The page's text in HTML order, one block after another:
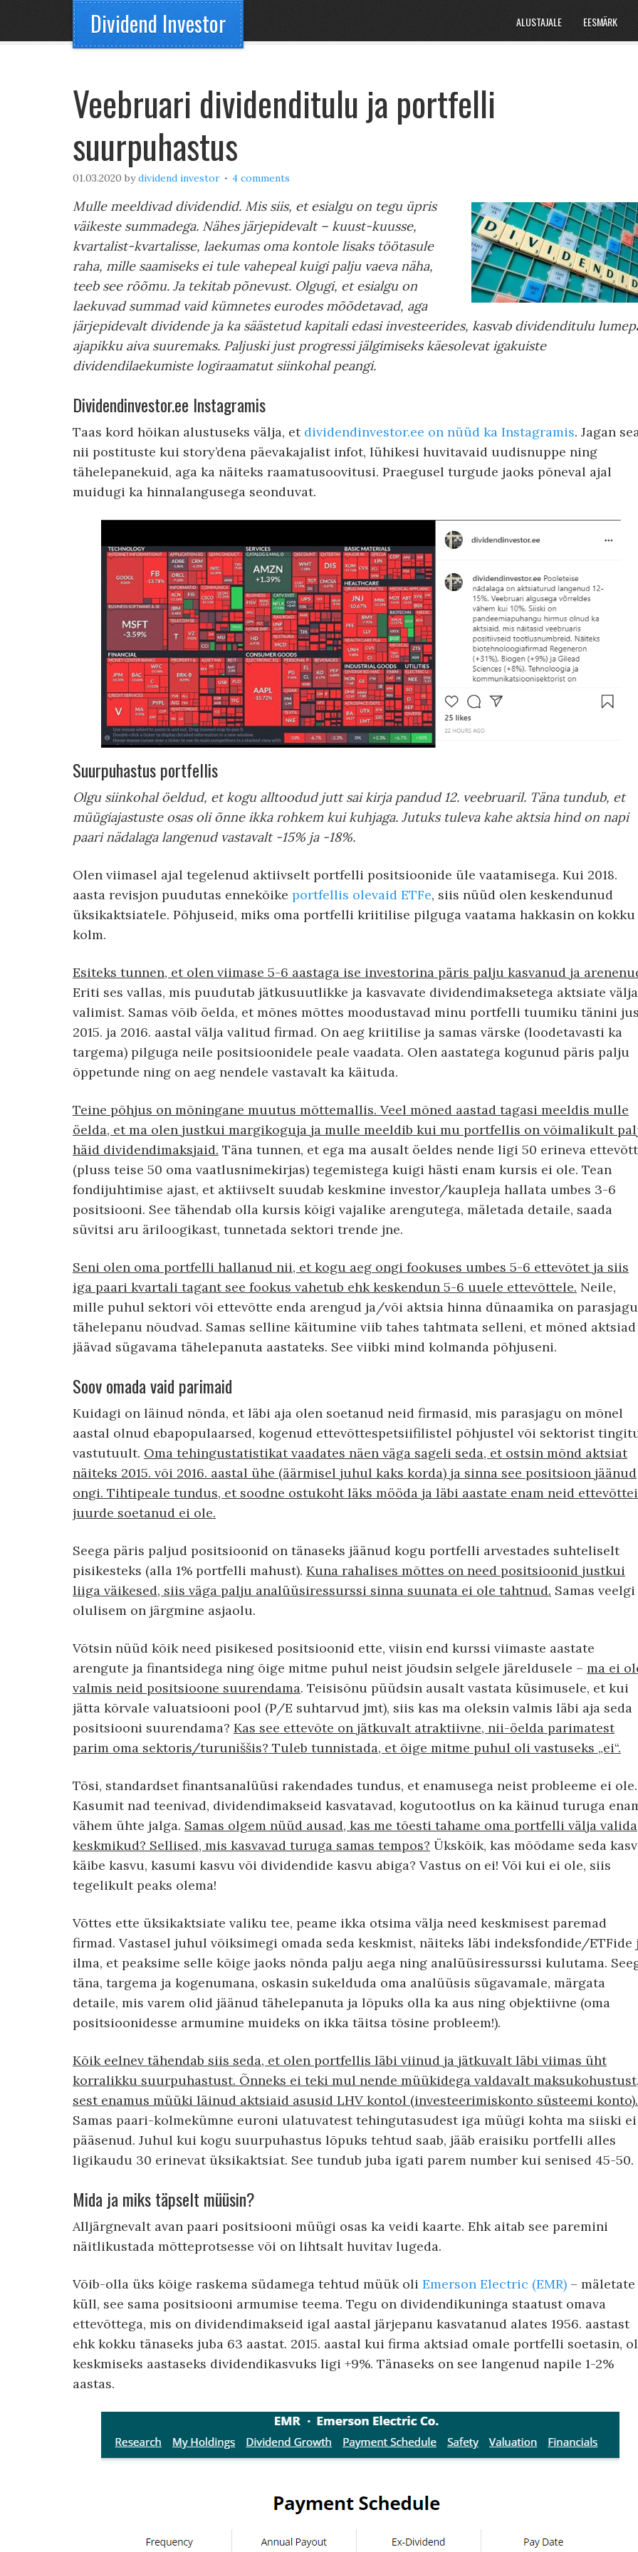
Dividend Investor ALUSTAJALE EESMÄRK
Veebruari dividenditulu ja portfelli
suurpuhastus
01.03.2020 bydividend investor 4 comments
Mulle meeldivad dividendid. Mis siis, et esialgu on tegu üpris
väikeste summadega. Nähes järjepidevalt – kuust-kuusse,
kvartalist-kvartalisse, laekumas oma kontole lisaks töötasule
raha, mille saamiseks ei tule vahepeal kuigi palju vaeva näha,
teeb see rõõmu. Ja tekitab põnevust. Olgugi, et esialgu on
laekuvad summad vaid kümnetes eurodes mõõdetavad, aga
järjepidevalt dividende ja ka säästetud kapitali edasi investeerides, kasvab dividenditulu
ajapikku aiva suuremaks. Paljuski just progressi jälgimiseks käesolevat igakuiste
dividendilaekumiste logiraamatut siinkohal peangi.
Dividendinvestor.ee Instagramis
Taas kord hõikan alustuseks välja, et dividendinvestor.ee on nüüd ka Instagramis. Jagan
nii postituste kui story’dena päevakajalist infot, lühikesi huvitavaid uudisnuppe ning
tähelepanekuid, aga ka näiteks raamatusoovitusi. Praegusel turgude jaoks põneval ajal
muidugi ka hinnalangusega seonduvat.
Suurpuhastus portfellis
Olgu siinkohal öeldud, et kogu alltoodud jutt sai kirja pandud 12. veebruaril. Täna tundub, et
müügiajastuste osas oli õnne ikka rohkem kui kuhjaga. Jutuks tuleva kahe aktsia hind on napi
paari nädalaga langenud vastavalt -15% ja -18%.
Olen viimasel ajal tegelenud aktiivselt portfelli positsioonide üle vaatamisega. Kui 2018.
aasta revisjon puudutas ennekõike portfellis olevaid ETFe, siis nüüd olen keskendunud
üksikaktsiatele. Põhjuseid, miks oma portfelli kriitilise pilguga vaatama hakkasin on kokku
kolm.
Esiteks tunnen, et olen viimase 5-6 aastaga ise investorina päris palju kasvanud ja
Eriti ses vallas, mis puudutab jätkusuutlikke ja kasvavate dividendimaksetega aktsiate välja
valimist. Samas võib öelda, et mõnes mõttes moodustavad minu portfelli tuumiku tänini
2015. ja 2016. aastal välja valitud firmad. On aeg kriitilise ja samas värske (loodetavasti ka
targema) pilguga neile positsioonidele peale vaadata. Olen aastatega kogunud päris palju
õppetunde ning on aeg nendele vastavalt ka käituda.
Teine põhjus on mõningane muutus mõttemallis. Veel mõned aastad tagasi meeldis mulle
öelda, et ma olen justkui margikoguja ja mulle meeldib kui mu portfellis on võimalikult
häid dividendimaksjaid. Täna tunnen, et ega ma ausalt öeldes nende ligi 50 erineva
(pluss teise 50 oma vaatlusnimekirjas) tegemistega kuigi hästi enam kursis ei ole. Tean
fondijuhtimise ajast, et aktiivselt suudab keskmine investor/kaupleja hallata umbes 3-6
positsiooni. See tähendab olla kursis kõigi vajalike arengutega, mäletada detaile, saada
süvitsi aru äriloogikast, tunnetada sektori trende jne.
Seni olen oma portfelli hallanud nii, et kogu aeg ongi fookuses umbes 5-6 ettevõtet ja siis
iga paari kvartali tagant see fookus vahetub ehk keskendun 5-6 uuele ettevõttele. Neile,
mille puhul sektori või ettevõtte enda arengud ja/või aktsia hinna dünaamika on parasjagu
tähelepanu nõudvad. Samas selline käitumine viib tahes tahtmata selleni, et mõned aktsiad
jäävad sügavama tähelepanuta aastateks. See viibki mind kolmanda põhjuseni.
Soov omada vaid parimaid
Kuidagi on läinud nõnda, et läbi aja olen soetanud neid firmasid, mis parasjagu on mõnel
aastal olnud ebapopulaarsed, kogenud ettevõttespetsiifilistel põhjustel või sektorist
vastutuult. Oma tehingustatistikat vaadates näen väga sageli seda, et ostsin mõnd aktsiat
näiteks 2015. või 2016. aastal ühe (äärmisel juhul kaks korda) ja sinna see positsioon jäänud
ongi. Tihtipeale tundus, et soodne ostukoht läks mööda ja läbi aastate enam neid
juurde soetanud ei ole.
Seega päris paljud positsioonid on tänaseks jäänud kogu portfelli arvestades suhteliselt
pisikesteks (alla 1% portfelli mahust). Kuna rahalises mõttes on need positsioonid justkui
liiga väikesed, siis väga palju analüüsiressurssi sinna suunata ei ole tahtnud. Samas veelgi
olulisem on järgmine asjaolu.
Võtsin nüüd kõik need pisikesed positsioonid ette, viisin end kurssi viimaste aastate
arengute ja finantsidega ning õige mitme puhul neist jõudsin selgele järeldusele – ma ei
valmis neid positsioone suurendama. Teisisõnu püüdsin ausalt vastata küsimusele, et kui
jätta kõrvale valuatsiooni pool (P/E suhtarvud jmt), siis kas ma oleksin valmis läbi aja seda
positsiooni suurendama? Kas see ettevõte on jätkuvalt atraktiivne, nii-öelda parimatest
parim oma sektoris/turuniššis? Tuleb tunnistada, et õige mitme puhul oli vastuseks „ei“.
Tõsi, standardset finantsanalüüsi rakendades tundus, et enamusega neist probleeme ei ole.
Kasumit nad teenivad, dividendimakseid kasvatavad, kogutootlus on ka käinud turuga
vähem ühte jalga. Samas olgem nüüd ausad, kas me tõesti tahame oma portfelli välja valida
keskmikud? Sellised, mis kasvavad turuga samas tempos? Ükskõik, kas mõõdame seda
käibe kasvu, kasumi kasvu või dividendide kasvu abiga? Vastus on ei! Või kui ei ole, siis
tegelikult peaks olema!
Võttes ette üksikaktsiate valiku tee, peame ikka otsima välja need keskmisest paremad
firmad. Vastasel juhul võiksimegi omada seda keskmist, näiteks läbi indeksfondide/ETFide
ilma, et peaksime selle kõige jaoks nõnda palju aega ning analüüsiressurssi kulutama.
täna, targema ja kogenumana, oskasin sukelduda oma analüüsis sügavamale, märgata
detaile, mis varem olid jäänud tähelepanuta ja lõpuks olla ka aus ning objektiivne (oma
positsioonidesse armumine muideks on ikka täitsa tõsine probleem!).
Kõik eelnev tähendab siis seda, et olen portfellis läbi viinud ja jätkuvalt läbi viimas üht
korralikku suurpuhastust. Õnneks ei teki mul nende müükidega valdavalt maksukohustust,
sest enamus müüki läinud aktsiaid asusid LHV kontol (investeerimiskonto süsteemi konto).
Samas paari-kolmekümne euroni ulatuvatest tehingutasudest iga müügi kohta ma siiski ei
pääsenud. Juhul kui kogu suurpuhastus lõpuks tehtud saab, jääb eraisiku portfelli alles
ligikaudu 30 erinevat üksikaktsiat. See tundub juba igati parem number kui senised 45-50.
Mida ja miks täpselt müüsin?
Alljärgnevalt avan paari positsiooni müügi osas ka veidi kaarte. Ehk aitab see paremini
näitlikustada mõtteprotsesse või on lihtsalt huvitav lugeda.
Võib-olla üks kõige raskema südamega tehtud müük oli Emerson Electric (EMR) – mäletate
küll, see sama positsiooni armumise teema. Tegu on dividendikuninga staatust omava
ettevõttega, mis on dividendimakseid igal aastal järjepanu kasvatanud alates 1956. aastast
ehk kokku tänaseks juba 63 aastat. 2015. aastal kui firma aktsiad omale portfelli soetasin,
keskmiseks aastaseks dividendikasvuks ligi +9%. Tänaseks on see langenud napile 1-2%
aastas.